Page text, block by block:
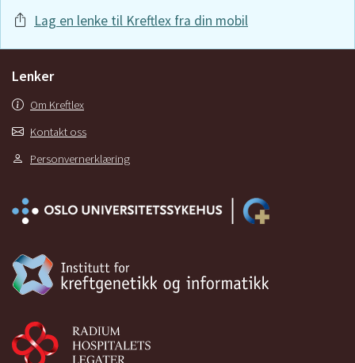
Lag en lenke til Kreftlex fra din mobil
Lenker
Om Kreftlex
Kontakt oss
Personvernerklæring